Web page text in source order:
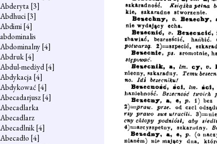
Abderyta[3]
Abdhuci[3]
Abdimi[4]
abdominalis
Abdominalny[4]
Abdruk[4]
Abdul-medżyd[4]
Abdykacja[4]
Abdykować [4]
Abecadarjusz[4]
Abecadlarka
Abecadlarz
Abecadlnik[4]
Abecadło [4]